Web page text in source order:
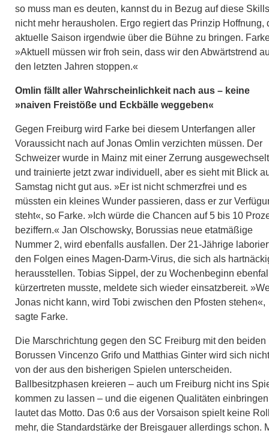
so muss man es deuten, kannst du in Bezug auf diese Skills
nicht mehr herausholen. Ergo regiert das Prinzip Hoffnung,
aktuelle Saison irgendwie über die Bühne zu bringen.
»Aktuell müssen wir froh sein, dass wir den Abwärtstrend
den letzten Jahren stoppen.«
Omlin fällt aller Wahrscheinlichkeit nach aus – keine
»naiven Freistöße und Eckbälle weggeben«
Gegen Freiburg wird Farke bei diesem Unterfangen aller
Voraussicht nach auf Jonas Omlin verzichten müssen. Der
Schweizer wurde in Mainz mit einer Zerrung ausgewechselt
und trainierte jetzt zwar individuell, aber es sieht mit Blick
Samstag nicht gut aus. »Er ist nicht schmerzfrei und es
müssten ein kleines Wunder passieren, dass er zur
steht«, so Farke. »Ich würde die Chancen auf 5 bis 10
beziffern.« Jan Olschowsky, Borussias neue etatmäßige
Nummer 2, wird ebenfalls ausfallen. Der 21-Jährige
den Folgen eines Magen-Darm-Virus, die sich als
herausstellen. Tobias Sippel, der zu Wochenbeginn
kürzertreten musste, meldete sich wieder einsatzbereit.
Jonas nicht kann, wird Tobi zwischen den Pfosten stehen«,
sagte Farke.
Die Marschrichtung gegen den SC Freiburg mit den beiden
Borussen Vincenzo Grifo und Matthias Ginter wird sich nicht
von der aus den bisherigen Spielen unterscheiden.
Ballbesitzphasen kreieren – auch um Freiburg nicht ins
kommen zu lassen – und die eigenen Qualitäten
lautet das Motto. Das 0:6 aus der Vorsaison spielt keine
mehr, die Standardstärke der Breisgauer allerdings schon.